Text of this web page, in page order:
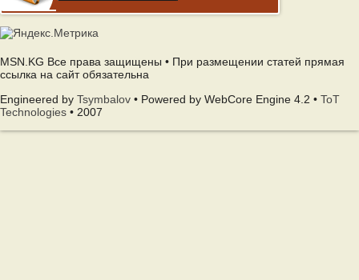
MSN.KG Все права защищены • При размещении статей прямая
ссылка на сайт обязательна
Engineered by Tsymbalov • Powered by WebCore Engine 4.2 • ToT
Technologies • 2007